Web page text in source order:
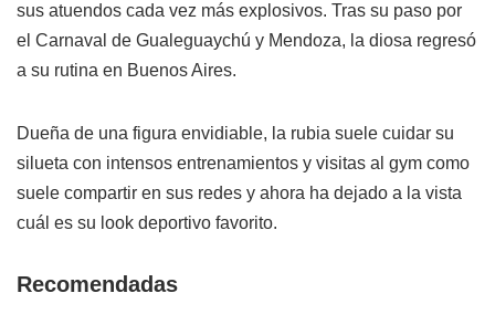
sus atuendos cada vez más explosivos. Tras su paso por
el Carnaval de Gualeguaychú y Mendoza, la diosa regresó
a su rutina en Buenos Aires.
Dueña de una figura envidiable, la rubia suele cuidar su
silueta con intensos entrenamientos y visitas al gym como
suele compartir en sus redes y ahora ha dejado a la vista
cuál es su look deportivo favorito.
Recomendadas